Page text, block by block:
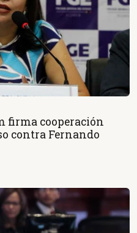
firma cooperación
contra Fernando